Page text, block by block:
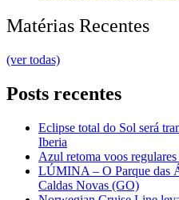
Matérias Recentes
(ver todas)
Posts recentes
Eclipse total do Sol será
Iberia
Azul retoma voos
LÚMINA – O Parque das
Caldas Novas (GO)